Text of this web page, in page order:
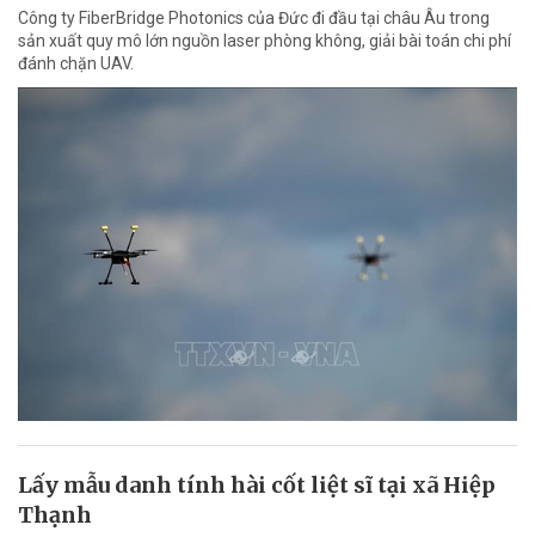
Công ty FiberBridge Photonics của Đức đi đầu tại châu Âu trong
sản xuất quy mô lớn nguồn laser phòng không, giải bài toán chi phí
đánh chặn UAV.
Lấy mẫu danh tính hài cốt liệt sĩ tại xã Hiệp
Thạnh